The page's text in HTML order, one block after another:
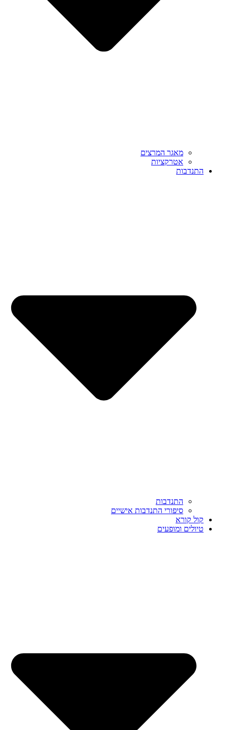
מאגר המרצים
אטרקציות
התנדבות
התנדבות
סיפורי התנדבות אישיים
קול קורא
טיולים ומופעים